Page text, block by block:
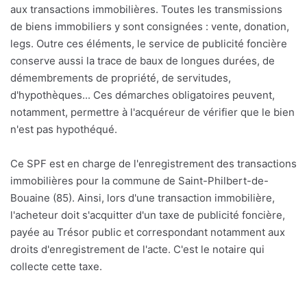
aux transactions immobilières. Toutes les transmissions
de biens immobiliers y sont consignées : vente, donation,
legs. Outre ces éléments, le service de publicité foncière
conserve aussi la trace de baux de longues durées, de
démembrements de propriété, de servitudes,
d'hypothèques... Ces démarches obligatoires peuvent,
notamment, permettre à l'acquéreur de vérifier que le bien
n'est pas hypothéqué.
Ce SPF est en charge de l'enregistrement des transactions
immobilières pour la commune de Saint-Philbert-de-
Bouaine (85). Ainsi, lors d'une transaction immobilière,
l'acheteur doit s'acquitter d'un taxe de publicité foncière,
payée au Trésor public et correspondant notamment aux
droits d'enregistrement de l'acte. C'est le notaire qui
collecte cette taxe.